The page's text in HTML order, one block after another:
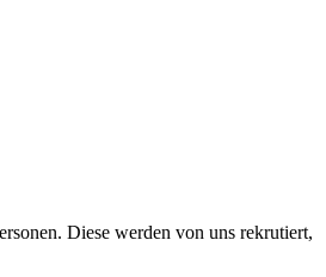
Diese werden von uns rekrutiert,